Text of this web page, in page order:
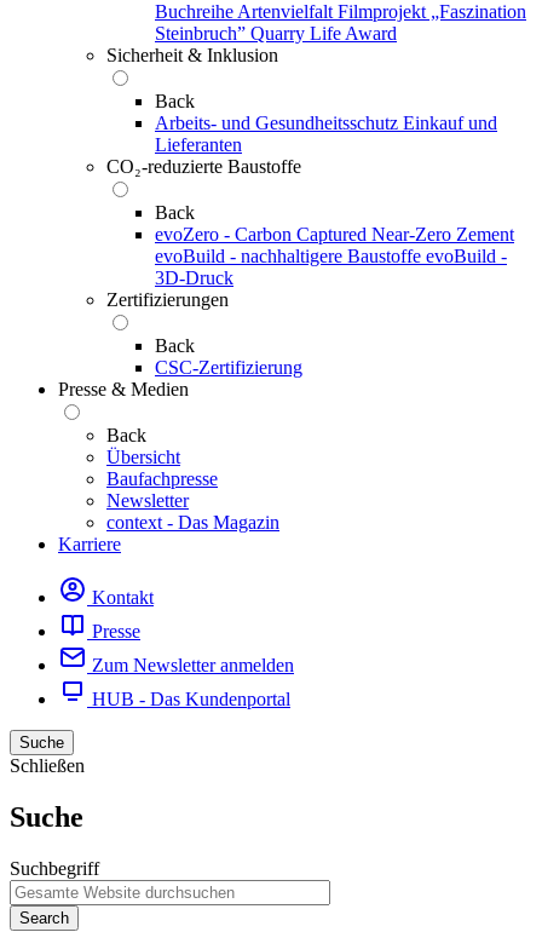
Buchreihe Artenvielfalt Filmprojekt „Faszination
Steinbruch” Quarry Life Award
Sicherheit & Inklusion
Back
Arbeits- und Gesundheitsschutz Einkauf und
Lieferanten
CO₂-reduzierte Baustoffe
Back
evoZero - Carbon Captured Near-Zero Zement
evoBuild - nachhaltigere Baustoffe evoBuild -
3D-Druck
Zertifizierungen
Back
CSC-Zertifizierung
Presse & Medien
Back
Übersicht
Baufachpresse
Newsletter
context - Das Magazin
Karriere
Kontakt
Presse
Zum Newsletter anmelden
HUB - Das Kundenportal
Suche
Schließen
Suche
Suchbegriff